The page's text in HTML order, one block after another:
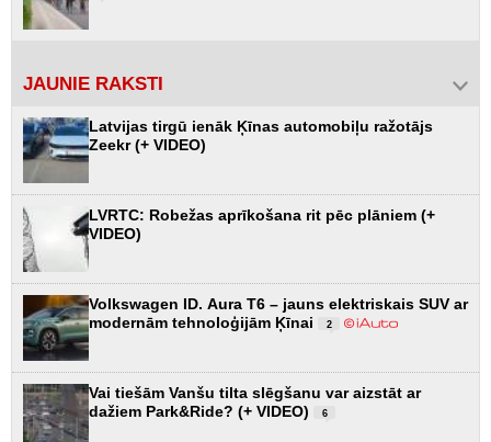
JAUNIE RAKSTI
Latvijas tirgū ienāk Ķīnas automobiļu ražotājs
Zeekr (+ VIDEO)
LVRTC: Robežas aprīkošana rit pēc plāniem (+
VIDEO)
Volkswagen ID. Aura T6 – jauns elektriskais SUV ar
modernām tehnoloģijām Ķīnai
2
Vai tiešām Vanšu tilta slēgšanu var aizstāt ar
dažiem Park&Ride? (+ VIDEO)
6